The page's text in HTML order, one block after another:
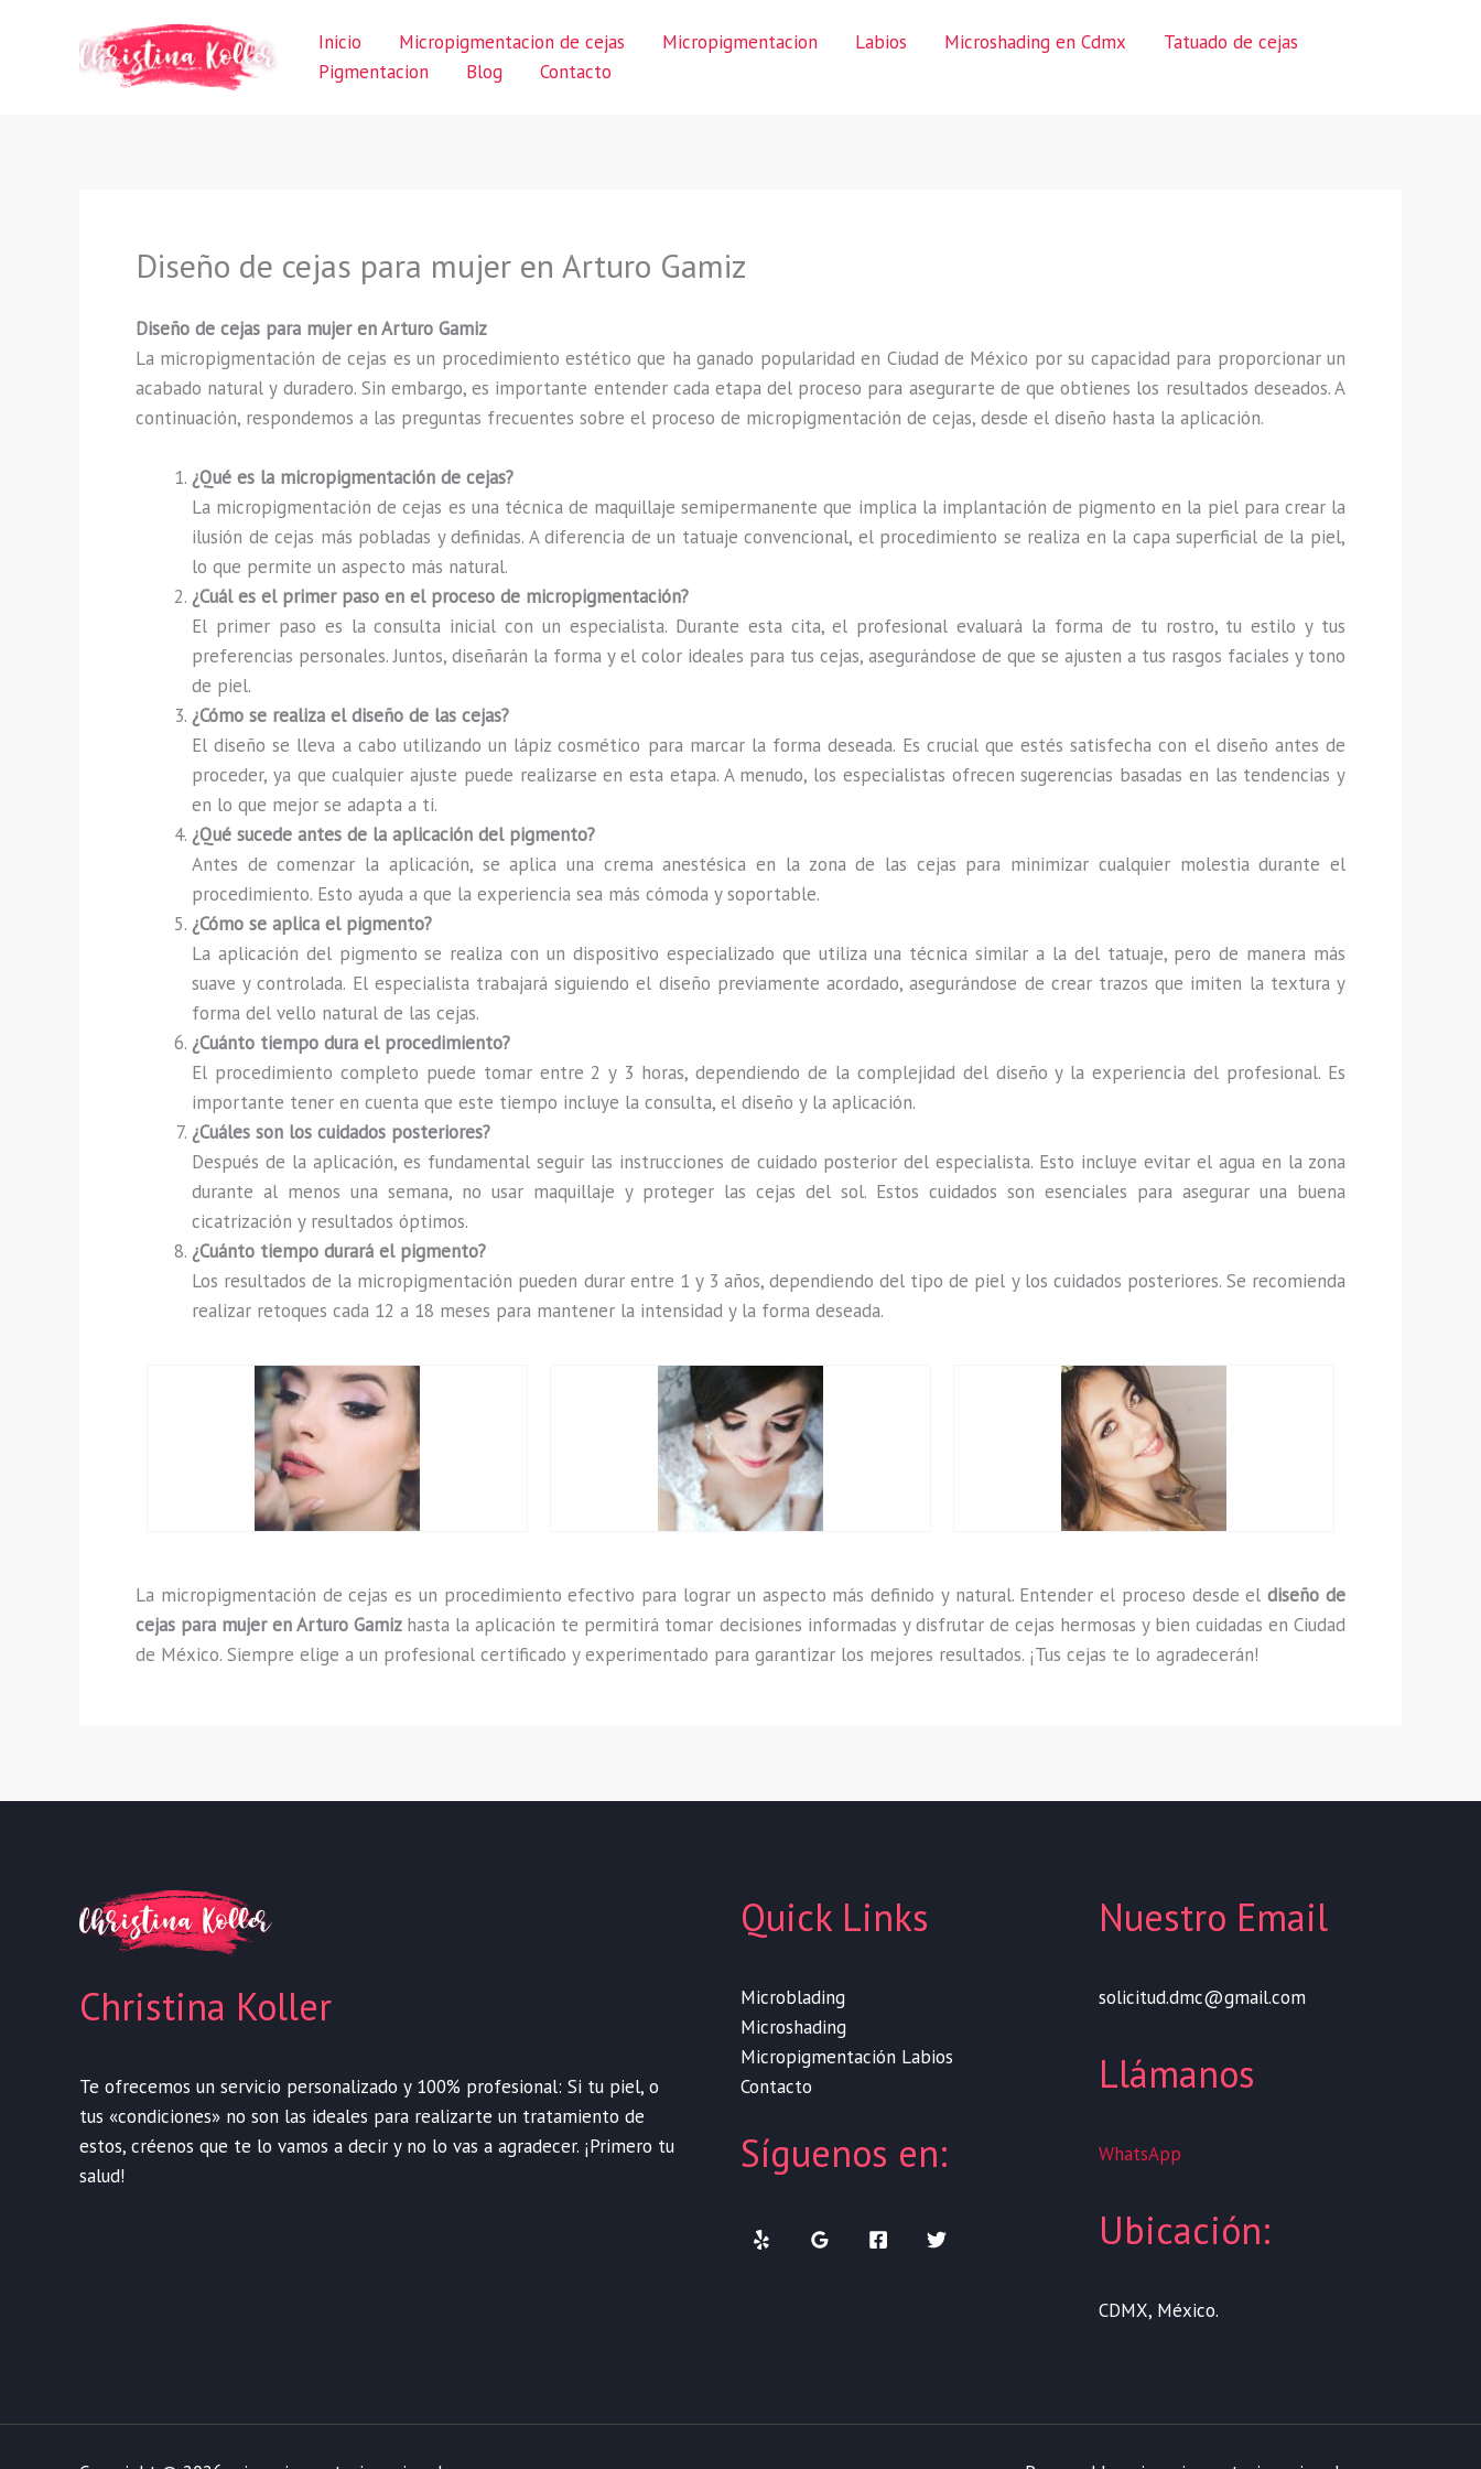
Inicio Micropigmentacion de cejas Micropigmentacion Labios Microshading en Cdmx
Tatuado de cejas
Pigmentacion
Blog Contacto
Diseño de cejas para mujer en Arturo Gamiz
Diseño de cejas para mujer en Arturo Gamiz
La micropigmentación de cejas es un procedimiento estético que ha ganado popularidad en Ciudad de México por su capacidad para proporcionar un
acabado natural y duradero. Sin embargo, es importante entender cada etapa del proceso para asegurarte de que obtienes los resultados deseados. A
continuación, respondemos a las preguntas frecuentes sobre el proceso de micropigmentación de cejas, desde el diseño hasta la aplicación.
¿Qué es la micropigmentación de cejas?
La micropigmentación de cejas es una técnica de maquillaje semipermanente que implica la implantación de pigmento en la piel para crear la
ilusión de cejas más pobladas y definidas. A diferencia de un tatuaje convencional, el procedimiento se realiza en la capa superficial de la piel,
lo que permite un aspecto más natural.
¿Cuál es el primer paso en el proceso de micropigmentación?
El primer paso es la consulta inicial con un especialista. Durante esta cita, el profesional evaluará la forma de tu rostro, tu estilo y tus
preferencias personales. Juntos, diseñarán la forma y el color ideales para tus cejas, asegurándose de que se ajusten a tus rasgos faciales y tono
de piel.
¿Cómo se realiza el diseño de las cejas?
El diseño se lleva a cabo utilizando un lápiz cosmético para marcar la forma deseada. Es crucial que estés satisfecha con el diseño antes de
proceder, ya que cualquier ajuste puede realizarse en esta etapa. A menudo, los especialistas ofrecen sugerencias basadas en las tendencias y
en lo que mejor se adapta a ti.
¿Qué sucede antes de la aplicación del pigmento?
Antes de comenzar la aplicación, se aplica una crema anestésica en la zona de las cejas para minimizar cualquier molestia durante el
procedimiento. Esto ayuda a que la experiencia sea más cómoda y soportable.
¿Cómo se aplica el pigmento?
La aplicación del pigmento se realiza con un dispositivo especializado que utiliza una técnica similar a la del tatuaje, pero de manera más
suave y controlada. El especialista trabajará siguiendo el diseño previamente acordado, asegurándose de crear trazos que imiten la textura y
forma del vello natural de las cejas.
¿Cuánto tiempo dura el procedimiento?
El procedimiento completo puede tomar entre 2 y 3 horas, dependiendo de la complejidad del diseño y la experiencia del profesional. Es
importante tener en cuenta que este tiempo incluye la consulta, el diseño y la aplicación.
¿Cuáles son los cuidados posteriores?
Después de la aplicación, es fundamental seguir las instrucciones de cuidado posterior del especialista. Esto incluye evitar el agua en la zona
durante al menos una semana, no usar maquillaje y proteger las cejas del sol. Estos cuidados son esenciales para asegurar una buena
cicatrización y resultados óptimos.
¿Cuánto tiempo durará el pigmento?
Los resultados de la micropigmentación pueden durar entre 1 y 3 años, dependiendo del tipo de piel y los cuidados posteriores. Se recomienda
realizar retoques cada 12 a 18 meses para mantener la intensidad y la forma deseada.
La micropigmentación de cejas es un procedimiento efectivo para lograr un aspecto más definido y natural. Entender el proceso desde eldiseño de
cejas para mujer en Arturo Gamiz hasta la aplicación te permitirá tomar decisiones informadas y disfrutar de cejas hermosas y bien cuidadas en Ciudad
de México. Siempre elige a un profesional certificado y experimentado para garantizar los mejores resultados. ¡Tus cejas te lo agradecerán!
Christina Koller
Te ofrecemos un servicio personalizado y 100% profesional: Si tu piel, o
tus «condiciones» no son las ideales para realizarte un tratamiento de
estos, créenos que te lo vamos a decir y no lo vas a agradecer. ¡Primero tu
salud!
Quick Links
Microblading
Microshading
Micropigmentación Labios
Contacto
Síguenos en:
Nuestro Email
solicitud.dmc@gmail.com
Llámanos
WhatsApp
Ubicación:
CDMX, México.